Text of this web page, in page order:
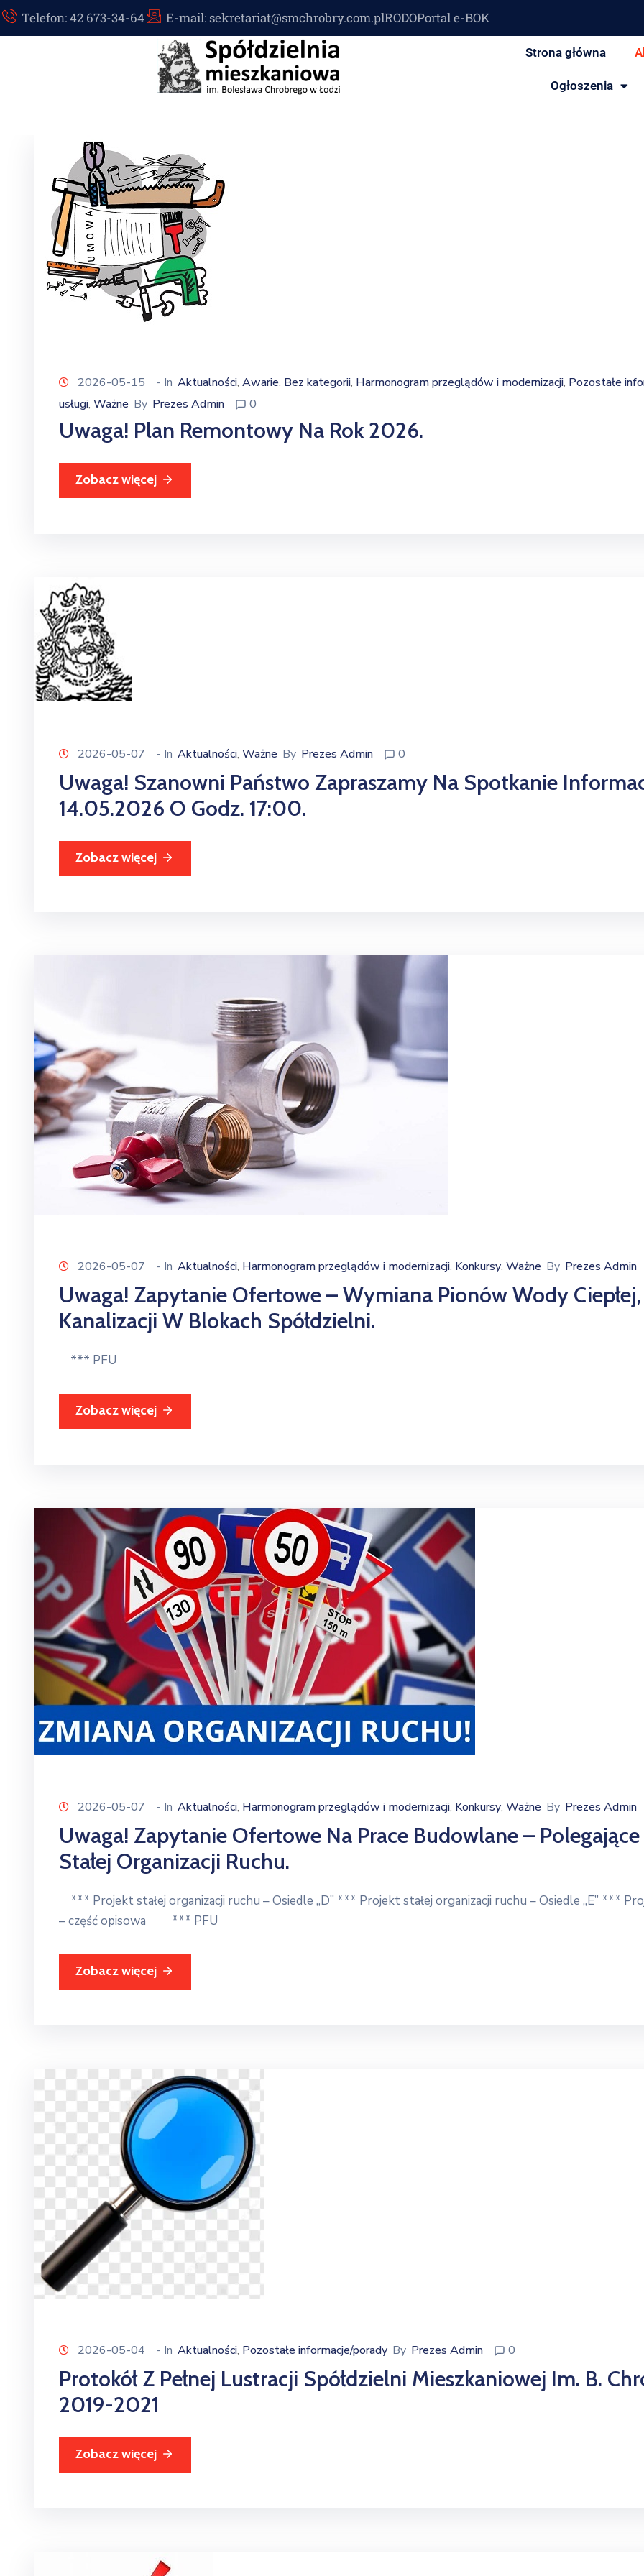
Telefon: 42 673-34-64 E-mail: sekretariat@smchrobry.com.plRODOPortal e-BOK
Strona główna
Ogłoszenia
2026-05-15 - In Aktualności‚ Awarie‚ Bez kategorii‚ Harmonogram przeglądów i modernizacji‚ Pozostałe
usługi‚ Ważne By Prezes Admin 0
Uwaga! Plan Remontowy Na Rok 2026.
Zobacz więcej
2026-05-07 - In Aktualności‚ Ważne By Prezes Admin 0
Uwaga! Szanowni Państwo Zapraszamy Na Spotkanie
14.05.2026 O Godz. 17:00.
Zobacz więcej
2026-05-07 - In Aktualności‚ Harmonogram przeglądów i modernizacji‚ Konkursy‚ Ważne By Prezes Admin
Uwaga! Zapytanie Ofertowe – Wymiana Pionów Wody
Kanalizacji W Blokach Spółdzielni.
*** PFU
Zobacz więcej
2026-05-07 - In Aktualności‚ Harmonogram przeglądów i modernizacji‚ Konkursy‚ Ważne By Prezes Admin
Uwaga! Zapytanie Ofertowe Na Prace Budowlane –
Stałej Organizacji Ruchu.
*** Projekt stałej organizacji ruchu – Osiedle „D” *** Projekt stałej organizacji ruchu – Osiedle „E” ***
– część opisowa *** PFU
Zobacz więcej
2026-05-04 - In Aktualności‚ Pozostałe informacje/porady By Prezes Admin 0
Protokół Z Pełnej Lustracji Spółdzielni Mieszkaniowej Im. B.
2019-2021
Zobacz więcej